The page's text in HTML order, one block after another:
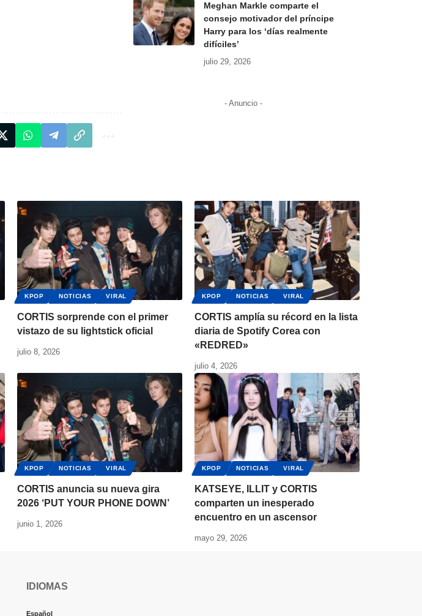
Meghan Markle comparte el
consejo motivador del príncipe
Harry para los ‘días realmente
difíciles’
julio 29, 2026
- Anuncio -
KPOP NOTICIAS VIRAL
CORTIS sorprende con el primer
vistazo de su lightstick oficial
julio 8, 2026
KPOP NOTICIAS VIRAL
CORTIS amplía su récord en la lista
diaria de Spotify Corea con
«REDRED»
julio 4, 2026
KPOP NOTICIAS VIRAL
CORTIS anuncia su nueva gira
2026 ‘PUT YOUR PHONE DOWN’
junio 1, 2026
KPOP NOTICIAS VIRAL
KATSEYE, ILLIT y CORTIS
comparten un inesperado
encuentro en un ascensor
mayo 29, 2026
IDIOMAS
Español